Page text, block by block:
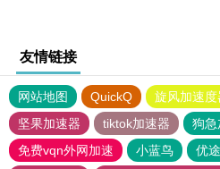
友情链接
网站地图 QuickQ 旋风加速度
坚果加速器
tiktok加速器
狗急
免费vqn外网加速
小蓝鸟 优